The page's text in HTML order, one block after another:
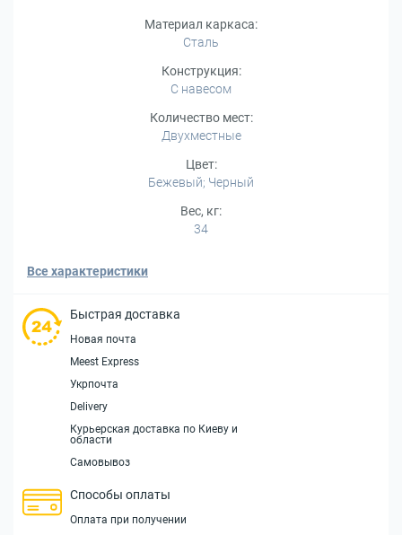
Материал каркаса:
Сталь
Конструкция:
С навесом
Количество мест:
Двухместные
Цвет:
Бежевый; Черный
Вес, кг:
34
Все характеристики
Быстрая доставка
Новая почта
Meest Express
Укрпочта
Delivery
Курьерская доставка по Киеву и
области
Самовывоз
Способы оплаты
Оплата при получении